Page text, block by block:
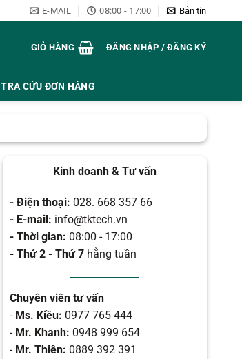
E-MAIL 08:00 - 17:00 Bản tin
GIỎ HÀNG ĐĂNG NHẬP / ĐĂNG KÝ
TRA CỨU ĐƠN HÀNG
Kinh doanh & Tư vấn
- Điện thoại: 028. 668 357 66
- E-mail: info@tktech.vn
- Thời gian: 08:00 - 17:00
- Thứ 2 - Thứ 7 hằng tuần
Chuyên viên tư vấn
- Ms. Kiều: 0977 765 444
- Mr. Khanh: 0948 999 654
- Mr. Thiên: 0889 392 391